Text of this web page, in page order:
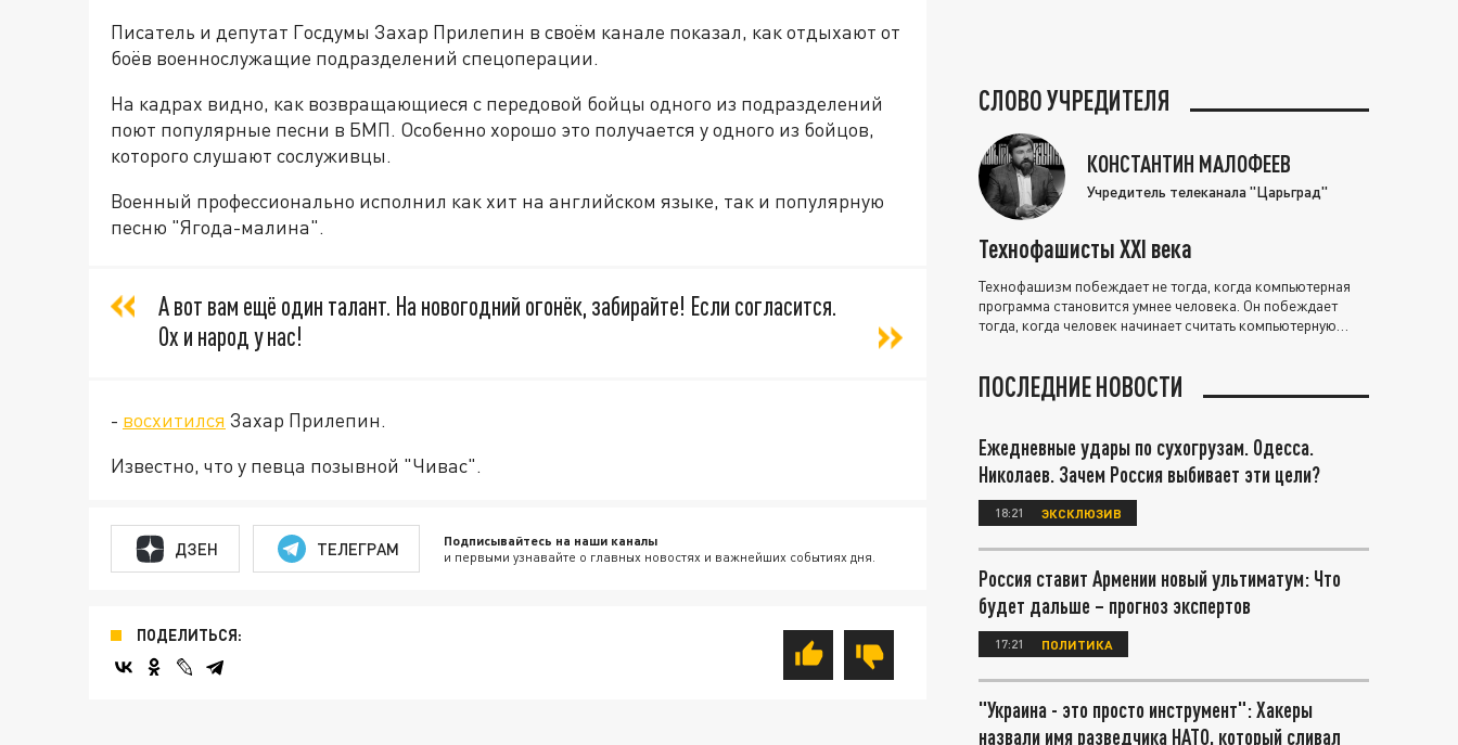
Писатель и депутат Госдумы Захар Прилепин в своём канале показал, как отдыхают от
боёв военнослужащие подразделений спецоперации.
На кадрах видно, как возвращающиеся с передовой бойцы одного из подразделений
поют популярные песни в БМП. Особенно хорошо это получается у одного из бойцов,
которого слушают сослуживцы.
Военный профессионально исполнил как хит на английском языке, так и популярную
песню "Ягода-малина".
А вот вам ещё один талант. На новогодний огонёк, забирайте! Если согласится.
Ох и народ у нас!
- восхитился Захар Прилепин.
Известно, что у певца позывной "Чивас".
ДЗЕН ТЕЛЕГРАМ Подписывайтесь на наши каналы
и первыми узнавайте о главных новостях и важнейших событиях дня.
ПОДЕЛИТЬСЯ:
СЛОВО УЧРЕДИТЕЛЯ
КОНСТАНТИН МАЛОФЕЕВ
Учредитель телеканала "Царьград"
Технофашисты XXI века
Технофашизм побеждает не тогда, когда компьютерная
программа становится умнее человека. Он побеждает
тогда, когда человек начинает считать компьютерную
ПОСЛЕДНИЕ НОВОСТИ
Ежедневные удары по сухогрузам. Одесса.
Николаев. Зачем Россия выбивает эти цели?
18:21 ЭКСКЛЮЗИВ
Россия ставит Армении новый ультиматум: Что
будет дальше – прогноз экспертов
17:21 ПОЛИТИКА
"Украина - это просто инструмент": Хакеры
назвали имя разведчика НАТО, который сливал